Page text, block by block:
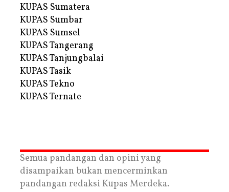
KUPAS Sumatera
KUPAS Sumbar
KUPAS Sumsel
KUPAS Tangerang
KUPAS Tanjungbalai
KUPAS Tasik
KUPAS Tekno
KUPAS Ternate
Semua pandangan dan opini yang
disampaikan bukan mencerminkan
pandangan redaksi Kupas Merdeka.